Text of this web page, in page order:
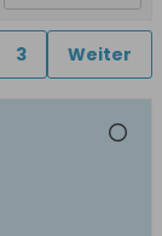
3 Weiter